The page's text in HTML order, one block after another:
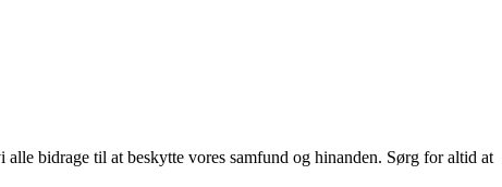
bidrage til at beskytte vores samfund og hinanden. Sørg for altid at